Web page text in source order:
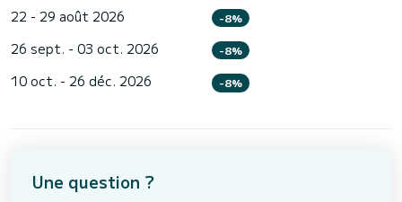
22 - 29 août 2026 -8%
26 sept. - 03 oct. 2026 -8%
10 oct. - 26 déc. 2026 -8%
Une question ?